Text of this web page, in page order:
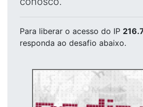
Para liberar o acesso do IP
responda ao desafio abaixo.